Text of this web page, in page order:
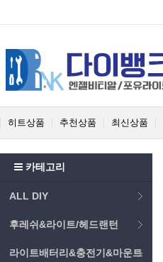
히트상품 추천상품 최신상품
카테고리
ALL DIY
후레쉬&라이트/헤드랜턴
라이트배터리&충전기&마운트